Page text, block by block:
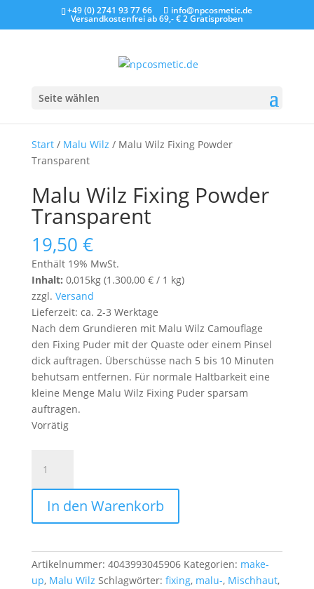
+49 (0) 2741 93 77 66 info@npcosmetic.de
Versandkostenfrei ab 69,- €2 Gratisproben
Seite wählen
Start/ Malu Wilz / Malu Wilz Fixing Powder
Transparent
Malu Wilz Fixing Powder
Transparent
19,50 €
Enthält 19% MwSt.
Inhalt: 0,015kg (1.300,00 €/ 1 kg)
zzgl. Versand
Lieferzeit: ca. 2-3 Werktage
Nach dem Grundieren mit Malu Wilz Camouflage
den Fixing Puder mit der Quaste oder einem Pinsel
dick auftragen. Überschüsse nach 5 bis 10 Minuten
behutsam entfernen. Für normale Haltbarkeit eine
kleine Menge Malu Wilz Fixing Puder sparsam
auftragen.
Vorrätig
Wilz
Fixing
Powder
Transparent
In den Warenkorb
Artikelnummer: 4043993045906 Kategorien: make-
up, Malu Wilz Schlagwörter: fixing, malu-, Mischhaut,